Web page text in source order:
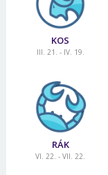
KOS
III. 21. - IV. 19.
RÁK
VI. 22. - VII. 22.
E-mail cím